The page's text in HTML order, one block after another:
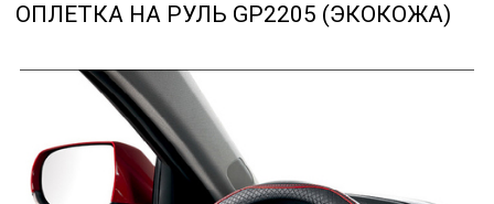
ОПЛЕТКА НА РУЛЬ GP2205 (ЭКОКОЖА)